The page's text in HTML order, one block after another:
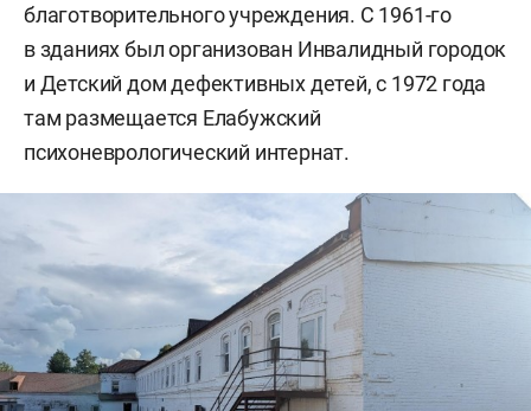
благотворительного учреждения. С 1961-го
в зданиях был организован Инвалидный городок
и Детский дом дефективных детей, с 1972 года
там размещается Елабужский
психоневрологический интернат.